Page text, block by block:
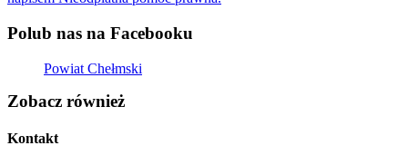
Polub nas na Facebooku
Powiat Chełmski
Zobacz również
Kontakt